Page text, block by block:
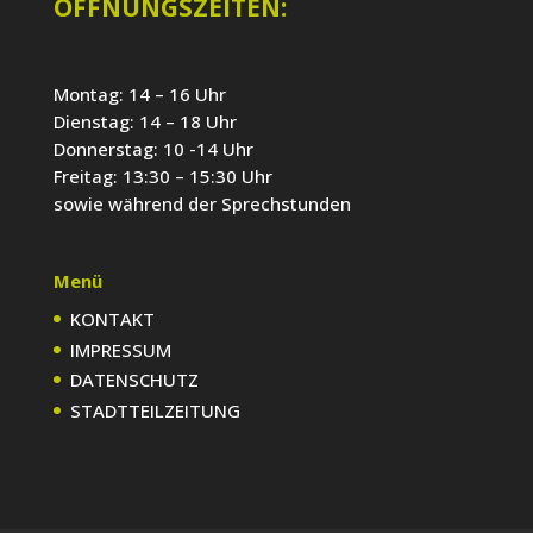
ÖFFNUNGSZEITEN:
Montag: 14 – 16 Uhr
Dienstag: 14 – 18 Uhr
Donnerstag: 10 -14 Uhr
Freitag: 13:30 – 15:30 Uhr
sowie während der Sprechstunden
Menü
KONTAKT
IMPRESSUM
DATENSCHUTZ
STADTTEILZEITUNG